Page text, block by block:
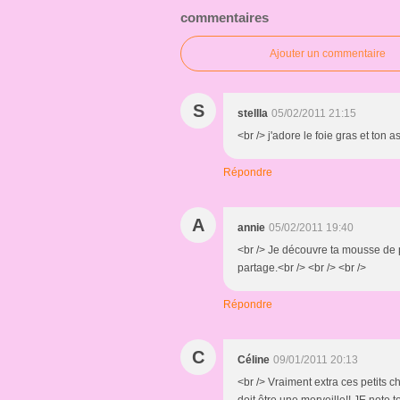
commentaires
Ajouter un commentaire
S stellla 05/02/2011 21:15
<br /> j'adore le foie gras et ton
Répondre
A annie 05/02/2011 19:40
<br /> Je découvre ta mousse
partage.<br /> <br /> <br />
Répondre
C Céline 09/01/2011 20:13
<br /> Vraiment extra ces petits